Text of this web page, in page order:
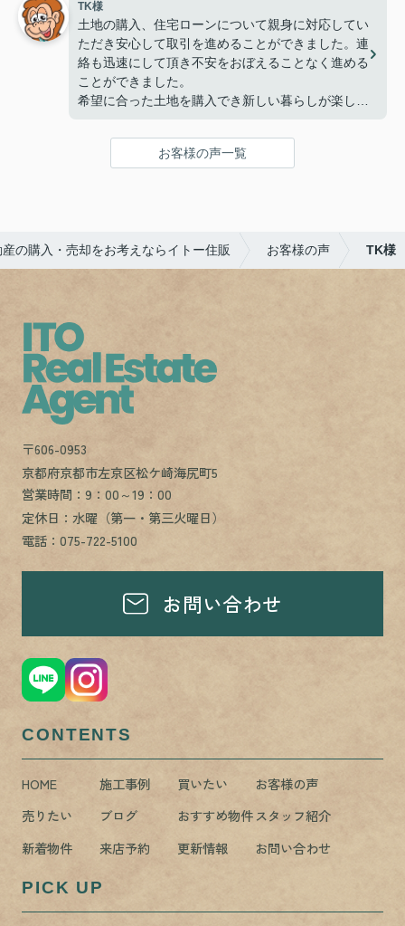
TK様
土地の購入、住宅ローンについて親身に対応してい
ただき安心して取引を進めることができました。連
絡も迅速にして頂き不安をおぼえることなく進める
ことができました。
希望に合った土地を購入でき新しい暮らしが楽しみ
お客様の声一覧
の購入・売却をお考えならイトー住販 お客様の声 TK様
〒606-0953
京都府京都市左京区松ケ崎海尻町5
営業時間：9：00～19：00
定休日：水曜（第一・第三火曜日）
電話：075-722-5100
お問い合わせ
CONTENTS
HOME 施工事例 買いたい
お客様の声
売りたい
ブログ おすすめ物件スタッフ紹介
新着物件
来店予約 更新情報 お問い合わせ
PICK UP